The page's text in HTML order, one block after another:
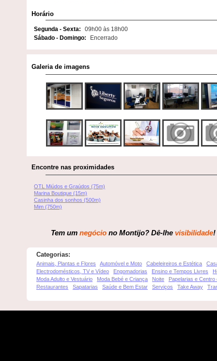
Horário
Segunda - Sexta:
09h00 às 18h00
Sábado - Domingo:
Encerrado
Galeria de imagens
Encontre nas proximidades
OTL Miúdos e Graúdos (75m)
Marina Boutique (15m)
Casinha dos sonhos (500m)
Mim (750m)
Tem um negócio no Montijo? Dê-lhe visibilidade!
Categorias:
Animais, Plantas e Flores Automóvel e Moto Cabeleireiros e Estética
Electrodomésticos, TV e Vídeo
Engomadorias Ensino e Tempos Livres
Moda Adulto e Vestuário
Moda Bebé e Criança Noite
Papelarias e Centro
Restaurantes
Sapatarias Saúde e Bem Estar Serviços Take Away